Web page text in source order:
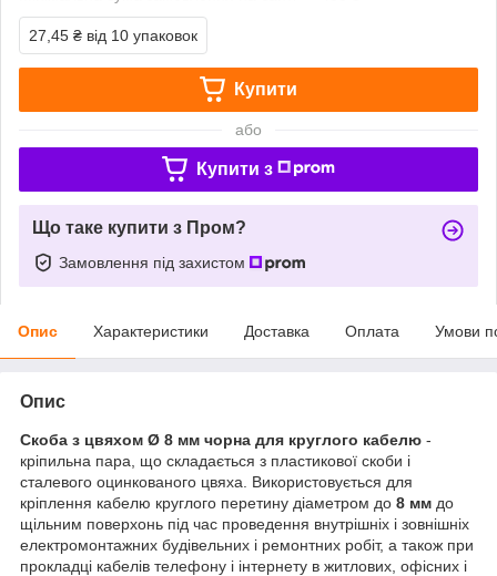
27,45 ₴ від 10 упаковок
Купити
або
Купити з
Що таке купити з Пром?
Замовлення під захистом
Опис Характеристики Доставка Оплата Умови
Опис
Скоба з цвяхом Ø 8 мм чорна для круглого кабелю -
кріпильна пара, що складається з пластикової скоби і
сталевого оцинкованого цвяха. Використовується для
кріплення кабелю круглого перетину діаметром до 8 мм до
щільним поверхонь під час проведення внутрішніх і зовнішніх
електромонтажних будівельних і ремонтних робіт, а також при
прокладці кабелів телефону і інтернету в житлових, офісних і